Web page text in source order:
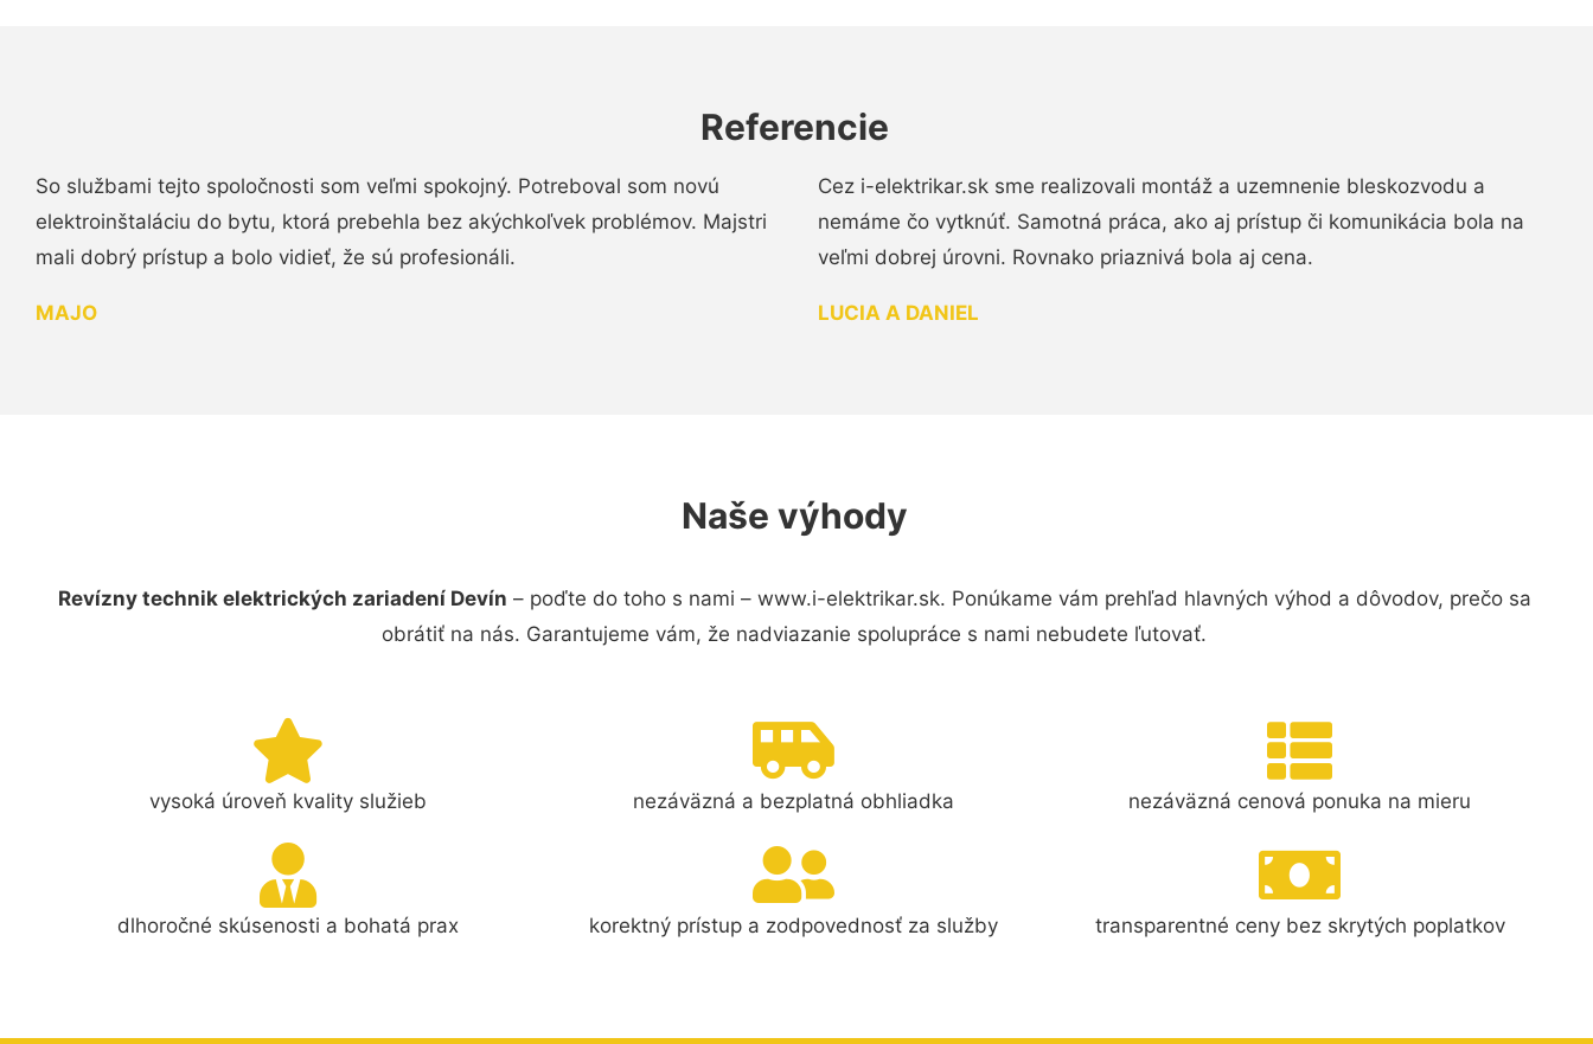
Referencie
So službami tejto spoločnosti som veľmi spokojný. Potreboval som novú
elektroinštaláciu do bytu, ktorá prebehla bez akýchkoľvek problémov. Majstri
mali dobrý prístup a bolo vidieť, že sú profesionáli.
MAJO
Cez i-elektrikar.sk sme realizovali montáž a uzemnenie bleskozvodu a
nemáme čo vytknúť. Samotná práca, ako aj prístup či komunikácia bola na
veľmi dobrej úrovni. Rovnako priaznivá bola aj cena.
LUCIA A DANIEL
Naše výhody
Revízny technik elektrických zariadení Devín – poďte do toho s nami – www.i-elektrikar.sk. Ponúkame vám prehľad hlavných výhod a dôvodov, prečo sa
obrátiť na nás. Garantujeme vám, že nadviazanie spolupráce s nami nebudete ľutovať.
vysoká úroveň kvality služieb nezáväzná a bezplatná obhliadka nezáväzná cenová ponuka na mieru
dlhoročné skúsenosti a bohatá prax korektný prístup a zodpovednosť za služby transparentné ceny bez skrytých poplatkov